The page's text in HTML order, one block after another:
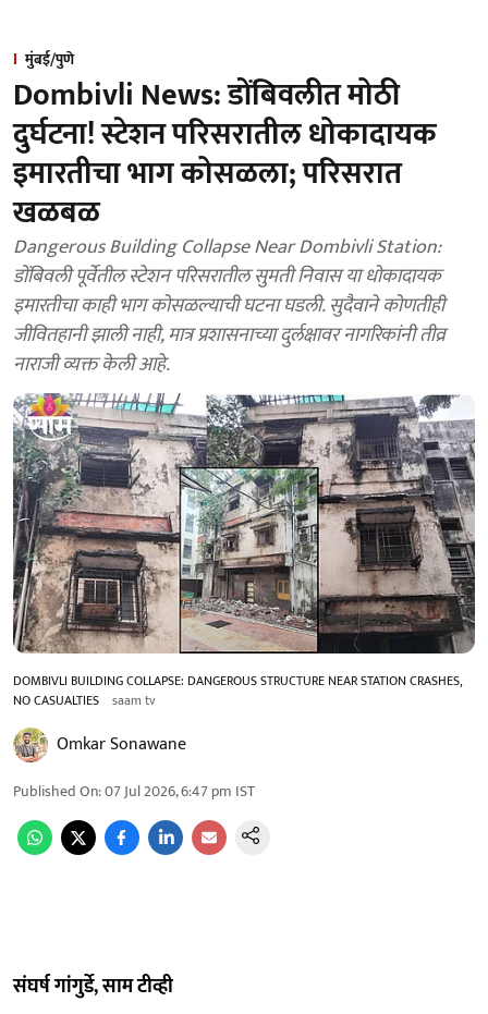
मुंबई/पुणे
Dombivli News: डोंबिवलीत मोठी
दुर्घटना! स्टेशन परिसरातील धोकादायक
इमारतीचा भाग कोसळला; परिसरात
खळबळ
Dangerous Building Collapse Near Dombivli Station:
डोंबिवली पूर्वेतील स्टेशन परिसरातील सुमती निवास या धोकादायक
इमारतीचा काही भाग कोसळल्याची घटना घडली. सुदैवाने कोणतीही
जीवितहानी झाली नाही, मात्र प्रशासनाच्या दुर्लक्षावर नागरिकांनी तीव्र
नाराजी व्यक्त केली आहे.
DOMBIVLI BUILDING COLLAPSE: DANGEROUS STRUCTURE NEAR STATION CRASHES,
NO CASUALTIES saam tv
Omkar Sonawane
Published On:07 Jul 2026, 6:47 pm IST
संघर्ष गांगुर्डे, साम टीव्ही